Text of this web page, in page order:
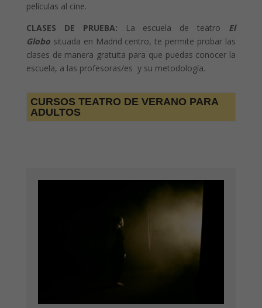
películas al cine.
CLASES DE PRUEBA: La escuela de teatro El
Globosituada en Madrid centro, te permite probar las
clases de manera gratuita para que puedas conocer la
escuela, a las profesoras/es y su metodología.
CURSOS TEATRO DE VERANO PARA
ADULTOS